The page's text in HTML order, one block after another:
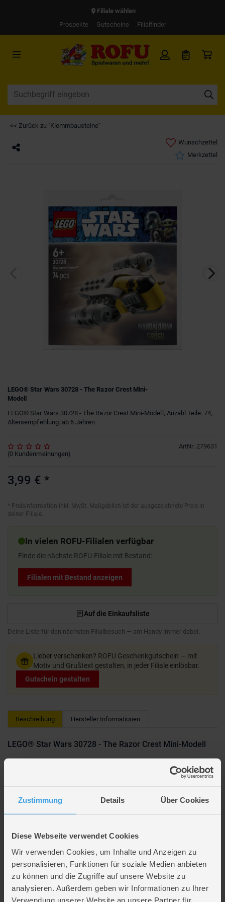
Zustimmung Details Über Cookies
Diese Webseite verwendet Cookies
Wir verwenden Cookies, um Inhalte und Anzeigen zu
personalisieren, Funktionen für soziale Medien anbieten
zu können und die Zugriffe auf unsere Website zu
analysieren. Außerdem geben wir Informationen zu Ihrer
Verwendung unserer Website an unsere Partner für
Filiale wählen
Prospekte
Gutscheine Filialfinder
<< Zurück zu "Klemmbausteine"
Wunschzettel
Merkzettel
LEGO® Star Wars 30728 - The Razor Crest Mini-
Modell
LEGO® Star Wars 30728 - The Razor Crest Mini-Modell, Anzahl Teile: 74,
Altersempfehlung: ab 6 Jahren
ArtNr: 279631
(0 Kundenmeinungen)
3,99 € *
* Preisinformation inkl. MwSt. Maßgeblich ist der ausgezeichnete Preis in
deiner Filiale.
In vielen ROFU-Filialen verfügbar
Finde die nächste ROFU-Filiale mit Bestand:
Filialen mit Bestand anzeigen
Auf die Einkaufsliste
Deine Liste für den nächsten Filialbesuch — am Handy immer dabei.
Lieber verschenken? ROFU Geschenkgutschein — mit
Motiv und Grußtext gestalten, in jeder Filiale einlösbar.
Gutschein gestalten
Beschreibung Hersteller Informationen
LEGO® Star Wars 30728 - The Razor Crest Mini-Modell
Diese Miniatur-Version des Raumschiffs The Razor Crest aus LEGO®
Steinen lässt Kinder eigene packende Missionen aus Star Wars: The
Bock auf Bauen? Dann schnapp dir ein Set aus unserer Kategorie
Lieferumfang
Artikelmerkmale